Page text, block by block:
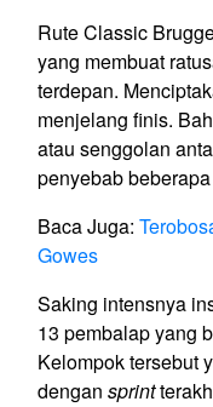
Rute Classic
yang membuat
terdepan.
menjelang finis.
atau senggolan
penyebab
Baca Juga:
Gowes
Saking intensnya
13 pembalap yang
Kelompok tersebut
dengan sprint